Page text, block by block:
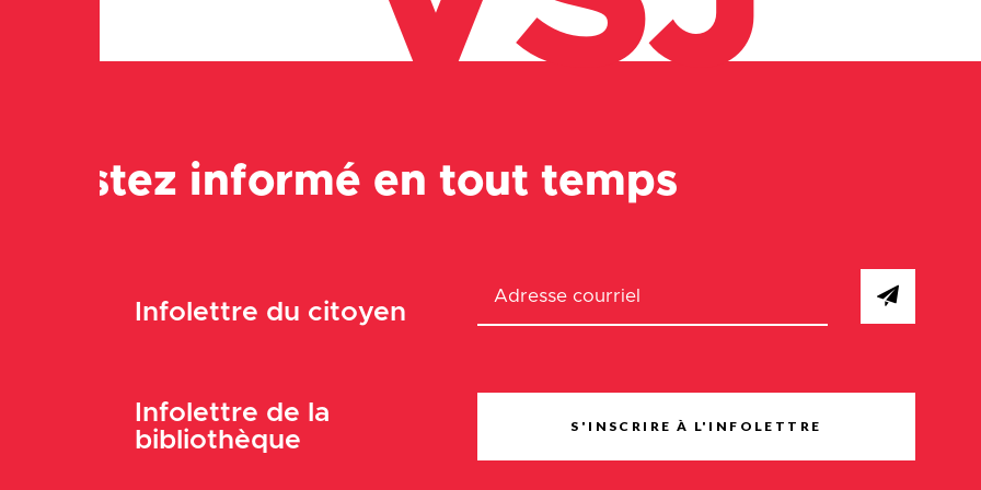
Restez informé en tout temps
Infolettre du citoyen
Infolettre de la
bibliothèque
S'INSCRIRE À L'INFOLETTRE